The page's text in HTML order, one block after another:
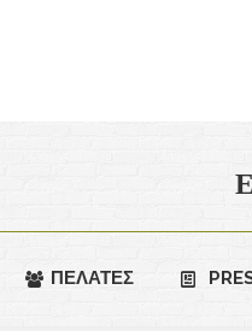
ΠΕΛΑΤΕΣ